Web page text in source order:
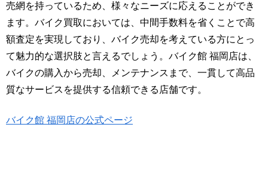
売網を持っているため、様々なニーズに応えることができ
ます。バイク買取においては、中間手数料を省くことで高
額査定を実現しており、バイク売却を考えている方にとっ
て魅力的な選択肢と言えるでしょう。バイク館 福岡店は、
バイクの購入から売却、メンテナンスまで、一貫して高品
質なサービスを提供する信頼できる店舗です。
バイク館 福岡店の公式ページ